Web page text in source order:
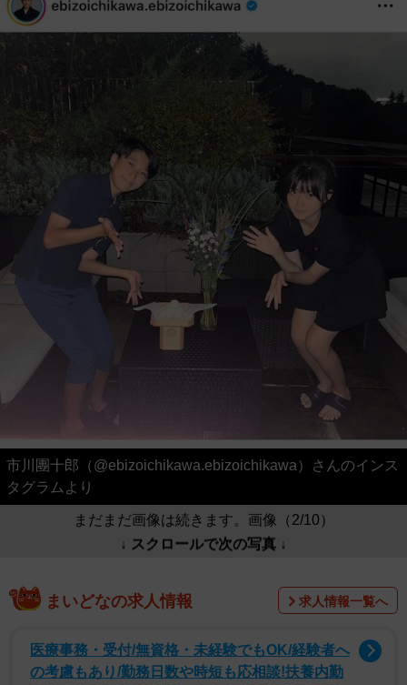
市川團十郎（@ebizoichikawa.ebizoichikawa）さんのインス
タグラムより
まだまだ画像は続きます。画像（2/10）
↓ スクロールで次の写真 ↓
まいどなの求人情報 求人情報一覧へ
医療事務・受付/無資格・未経験でもOK/経験者へ
の考慮もあり/勤務日数や時短も応相談!扶養内勤